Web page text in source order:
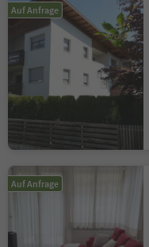
Auf Anfrage
Auf Anfrage